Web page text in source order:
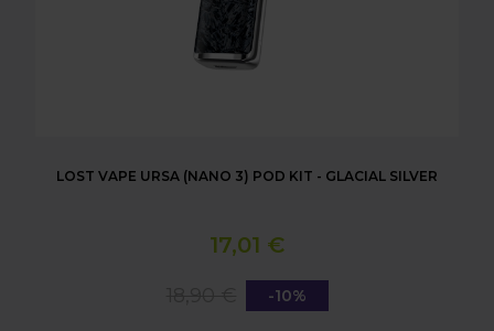
LOST VAPE URSA (NANO 3) POD KIT - GLACIAL SILVER
17,01 €
-10%